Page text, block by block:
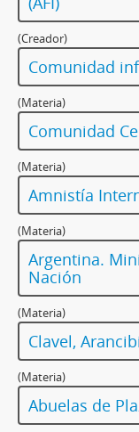
(Creador)
Comunidad
(Materia)
Comunidad
(Materia)
Amnistía
(Materia)
Argentina.
Nación
(Materia)
Clavel,
(Materia)
Abuelas de